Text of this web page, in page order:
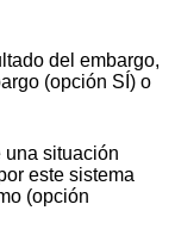
del embargo,
(opción SÍ) o
situación
este sistema
(opción